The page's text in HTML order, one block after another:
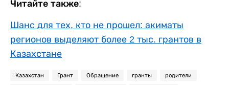
Читайте также:
Шанс для тех, кто не прошел: акиматы
регионов выделяют более 2 тыс. грантов в
Казахстане
Казахстан Грант Обращение гранты родители